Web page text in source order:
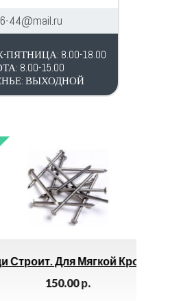
44@mail.ru
8.00-18.00
8.00-15.00
ВЫХОДНОЙ
Для Мягкой Кровли *